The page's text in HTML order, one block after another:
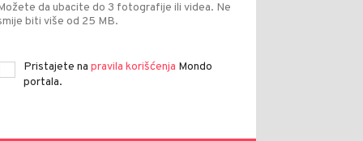
da ubacite do 3 fotografije ili videa. Ne
biti više od 25 MB.
Pristajete na pravila korišćenja Mondo
portala.